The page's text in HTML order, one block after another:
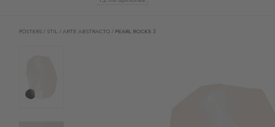
PÓSTERS / STIL / ARTE ABSTRACTO / PEARL ROCKS 3